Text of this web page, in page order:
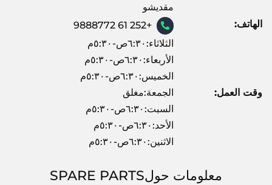
مقديشو
الهاتف:
+252 61 9888772
وقت العمل:
الثلاثاء:٦:٣٠ص-٥:٣٠م
الأربعاء:٦:٣٠ص-٥:٣٠م
الخميس:٦:٣٠ص-٥:٣٠م
الجمعة:مغلق
السبت:٦:٣٠ص-٥:٣٠م
الأحد:٦:٣٠ص-٥:٣٠م
الاثنين:٦:٣٠ص-٥:٣٠م
معلومات حولSPARE PARTS